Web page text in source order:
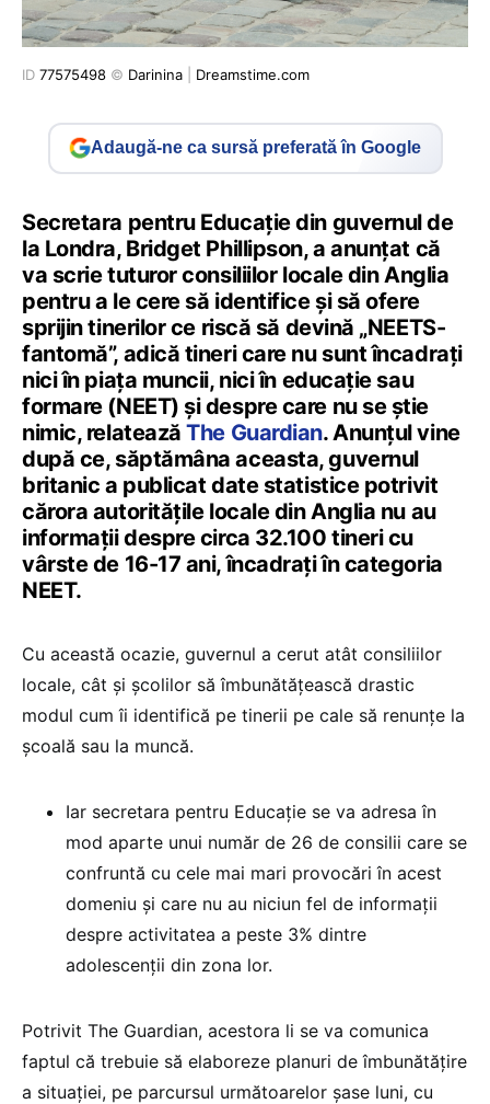
ID 77575498 © Darinina Dreamstime.com
Adaugă-ne ca sursă preferată în Google
Secretara pentru Educație din guvernul de
la Londra, Bridget Phillipson, a anunțat că
va scrie tuturor consiliilor locale din Anglia
pentru a le cere să identifice și să ofere
sprijin tinerilor ce riscă să devină „NEETS-
fantomă”, adică tineri care nu sunt încadrați
nici în piața muncii, nici în educație sau
formare (NEET) și despre care nu se știe
nimic, relateazăThe Guardian. Anunțul vine
după ce, săptămâna aceasta, guvernul
britanic a publicat date statistice potrivit
cărora autoritățile locale din Anglia nu au
informații despre circa 32.100 tineri cu
vârste de 16-17 ani, încadrați în categoria
NEET.
Cu această ocazie, guvernul a cerut atât consiliilor
locale, cât și școlilor să îmbunătățească drastic
modul cum îi identifică pe tinerii pe cale să renunțe la
școală sau la muncă.
Iar secretara pentru Educație se va adresa în
mod aparte unui număr de 26 de consilii care se
confruntă cu cele mai mari provocări în acest
domeniu și care nu au niciun fel de informații
despre activitatea a peste 3% dintre
adolescenții din zona lor.
Potrivit The Guardian, acestora li se va comunica
faptul că trebuie să elaboreze planuri de îmbunătățire
a situației, pe parcursul următoarelor șase luni, cu